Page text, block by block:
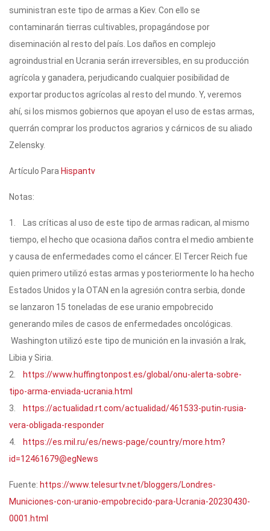
suministran este tipo de armas a Kiev. Con ello se
contaminarán tierras cultivables, propagándose por
diseminación al resto del país. Los daños en complejo
agroindustrial en Ucrania serán irreversibles, en su producción
agrícola y ganadera, perjudicando cualquier posibilidad de
exportar productos agrícolas al resto del mundo. Y, veremos
ahí, si los mismos gobiernos que apoyan el uso de estas armas,
querrán comprar los productos agrarios y cárnicos de su aliado
Zelensky.
Artículo Para Hispantv
Notas:
1. Las críticas al uso de este tipo de armas radican, al mismo
tiempo, el hecho que ocasiona daños contra el medio ambiente
y causa de enfermedades como el cáncer. El Tercer Reich fue
quien primero utilizó estas armas y posteriormente lo ha hecho
Estados Unidos y la OTAN en la agresión contra serbia, donde
se lanzaron 15 toneladas de ese uranio empobrecido
generando miles de casos de enfermedades oncológicas.
Washington utilizó este tipo de munición en la invasión a Irak,
Libia y Siria.
2.
https://www.huffingtonpost.es/global/onu-alerta-sobre-
tipo-arma-enviada-ucrania.html
3.
https://actualidad.rt.com/actualidad/461533-putin-rusia-
vera-obligada-responder
4.
https://es.mil.ru/es/news-page/country/more.htm?
id=12461679@egNews
Fuente: https://www.telesurtv.net/bloggers/Londres-
Municiones-con-uranio-empobrecido-para-Ucrania-20230430-
0001.html